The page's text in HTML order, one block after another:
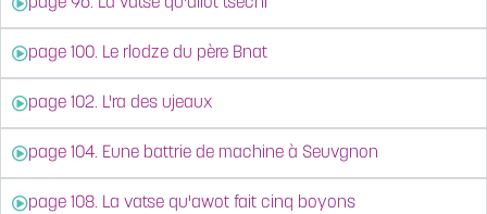
page 100. Le rlodze du père Bnat
page 102. L'ra des ujeaux
page 104. Eune battrie de machine à Seuvgnon
page 108. La vatse qu'awot fait cinq boyons